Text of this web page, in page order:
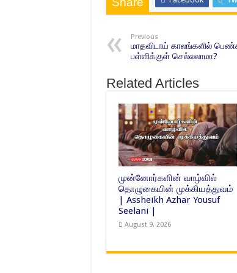
Previous
மாதவிடாய் காலங்களில்
பள்ளிக்குள் செல்லலாமா?
Related Articles
முன்னோர்களின் வாழ்வில்
தொழுகையின் முக்கியத்துவம்
| Assheikh Azhar Yousuf
Seelani |
August 9, 2026